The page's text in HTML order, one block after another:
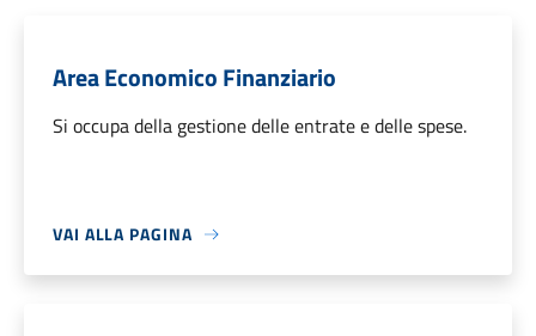
Area Economico Finanziario
Si occupa della gestione delle entrate e delle spese.
VAI ALLA PAGINA